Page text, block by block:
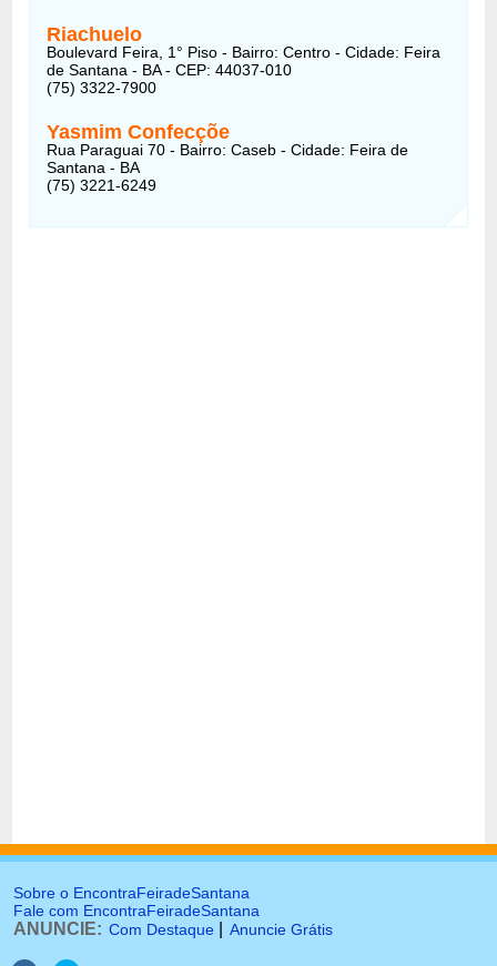
Riachuelo
Boulevard Feira, 1° Piso - Bairro: Centro - Cidade: Feira
de Santana - BA - CEP: 44037-010
(75) 3322-7900
Yasmim Confecçõe
Rua Paraguai 70 - Bairro: Caseb - Cidade: Feira de
Santana - BA
(75) 3221-6249
Sobre o EncontraFeiradeSantana
Fale com EncontraFeiradeSantana
ANUNCIE: Com Destaque Anuncie Grátis